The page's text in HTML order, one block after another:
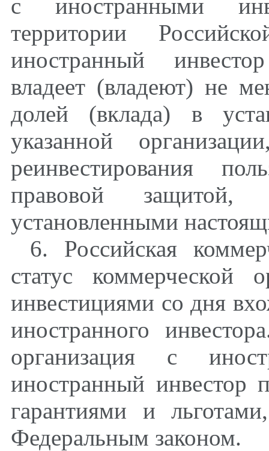
с иностранными
территории
иностранный
владеет (владеют) не
долей (вклада) в
указанной
реинвестирования
правовой защитой,
установленными
6. Российская
статус коммерческой
инвестициями со дня
иностранного
организация с
иностранный инвестор
гарантиями и
Федеральным законом.